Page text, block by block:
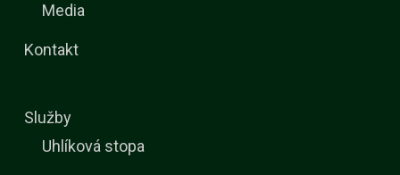
Media
Kontakt
Služby
Uhlíková stopa